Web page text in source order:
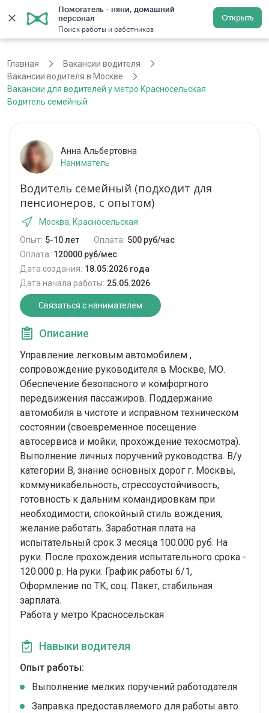
Помогатель - няни, домашний
персонал
Поиск работы и работников
Открыть
Регистрация
Главная
Вакансии водителя
Вакансии водителя в Москве
Вакансии для водителей у метро Красносельская
Водитель семейный
Анна Альбертовна
Наниматель
Водитель семейный (подходит для
пенсионеров, с опытом)
Москва, Красносельская
Опыт: 5-10 лет Оплата: 500 руб/час
Оплата: 120000 руб/мес
Дата создания: 18.05.2026 года
Дата начала работы: 25.05.2026
Связаться с нанимателем
Описание
Управление легковым автомобилем ,
сопровождение руководителя в Москве, МО.
Обеспечение безопасного и комфортного
передвижения пассажиров. Поддержание
автомобиля в чистоте и исправном техническом
состоянии (своевременное посещение
автосервиса и мойки, прохождение техосмотра).
Выполнение личных поручений руководства. В/у
категории В, знание основных дорог г. Москвы,
коммуникабельность, стрессоустойчивость,
готовность к дальним командировкам при
необходимости, спокойный стиль вождения,
желание работать. Заработная плата на
испытательный срок 3 месяца 100.000 руб. На
руки. После прохождения испытательного срока -
120.000 р. На руки. График работы 6/1,
Оформление по ТК, соц. Пакет, стабильная
зарплата. ​​​​​
Работа у метро Красносельская
Навыки водителя
Опыт работы:
Выполнение мелких поручений работодателя
Заправка предоставляемого для работы авто